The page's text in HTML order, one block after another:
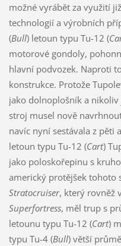
možné vyrábět za využití
technologií a výrobních
(Bull) letoun typu Tu-12 (
motorové gondoly,
hlavní podvozek. Naproti
konstrukce. Protože
jako dolnoplošník a
stroj musel nově
navíc nyní sestávala z pěti
letoun typu Tu-12 (Cart)
jako poloskořepinu s
americký protějšek tohoto
Stratocruiser, který rovněž
Superfortress, měl trup s
letounu typu Tu-12 (Cart)
typu Tu-4 (Bull) větší